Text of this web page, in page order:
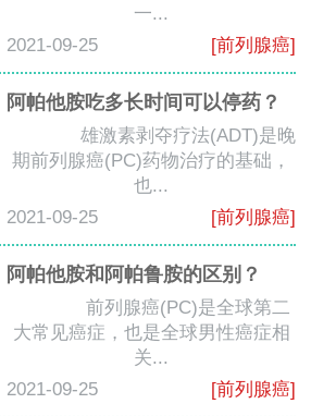
一...
2021-09-25
[前列腺癌]
阿帕他胺吃多长时间可以停药？
雄激素剥夺疗法(ADT)是晚
期前列腺癌(PC)药物治疗的基础，
也...
2021-09-25
[前列腺癌]
阿帕他胺和阿帕鲁胺的区别？
前列腺癌(PC)是全球第二
大常见癌症，也是全球男性癌症相
关...
2021-09-25
[前列腺癌]